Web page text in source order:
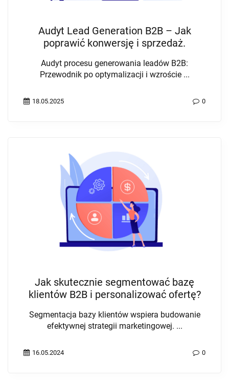
Audyt Lead Generation B2B – Jak
poprawić konwersję i sprzedaż.
Audyt procesu generowania leadów B2B:
Przewodnik po optymalizacji i wzroście ...
18.05.2025 0
Jak skutecznie segmentować bazę
klientów B2B i personalizować ofertę?
Segmentacja bazy klientów wspiera budowanie
efektywnej strategii marketingowej. ...
16.05.2024 0